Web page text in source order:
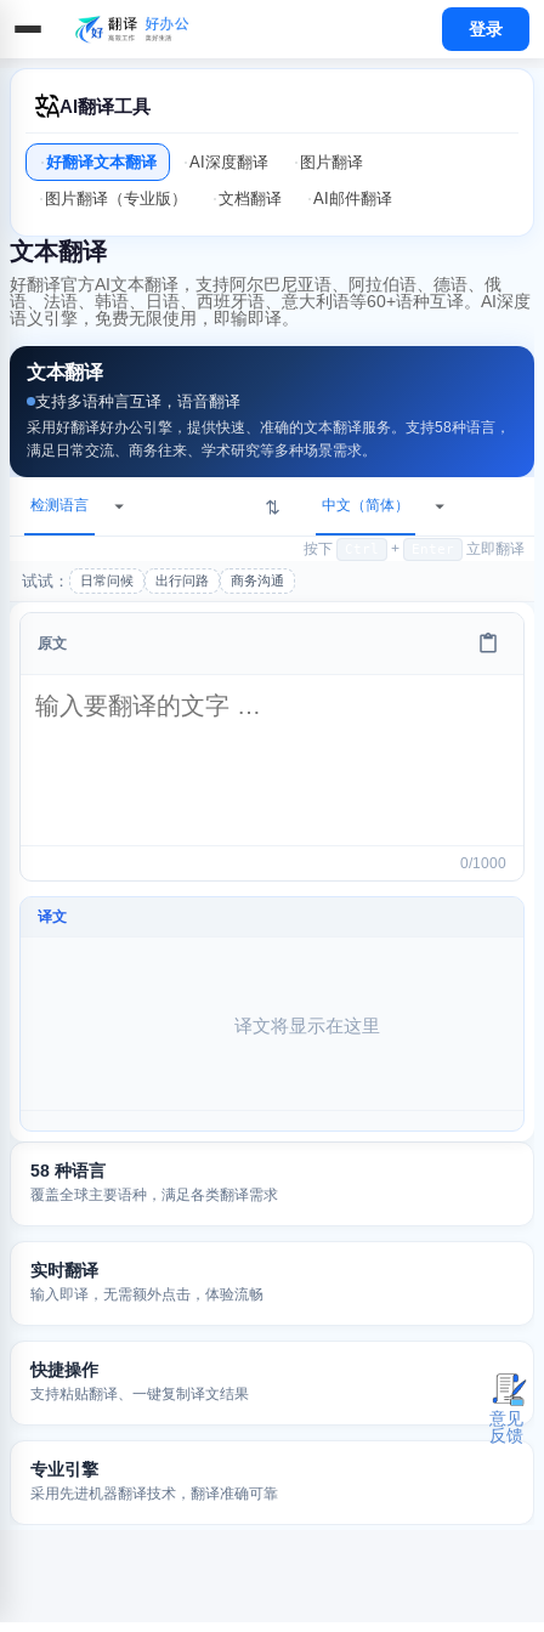
登录
AI翻译工具
好翻译文本翻译 AI深度翻译
图片翻译
图片翻译（专业版）
文档翻译 AI邮件翻译
文本翻译
好翻译官方AI文本翻译，支持阿尔巴尼亚语、阿拉伯语、德语、俄
语、法语、韩语、日语、西班牙语、意大利语等60+语种互译。AI深度
语义引擎，免费无限使用，即输即译。
文本翻译
支持多语种言互译，语音翻译
采用好翻译好办公引擎，提供快速、准确的文本翻译服务。支持58种语言，
满足日常交流、商务往来、学术研究等多种场景需求。
检测语言 ⇄ 中文（简体）
按下 + 立即翻译
试试： 日常问候 出行问路 商务沟通
原文
0/1000
译文
译文将显示在这里
58 种语言
覆盖全球主要语种，满足各类翻译需求
实时翻译
输入即译，无需额外点击，体验流畅
快捷操作
支持粘贴翻译、一键复制译文结果
专业引擎
采用先进机器翻译技术，翻译准确可靠
意见
反馈